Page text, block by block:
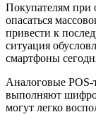
Покупателям при
опасаться
привести к
ситуация
смартфоны
Аналоговые
выполняют
могут легко